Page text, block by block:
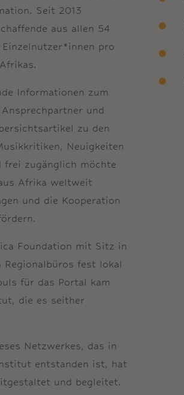
Seit 2013
aus allen 54
pro
Informationen zum
und
zu den
Neuigkeiten
frei zugänglich möchte
Afrika weltweit
und die Kooperation
Foundation mit Sitz in
fest lokal
für das Portal kam
die es seither
Netzwerkes, das in
entstanden ist, hat
und begleitet.